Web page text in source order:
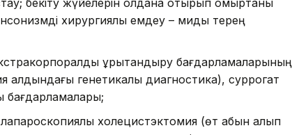
хирургиялық емдеу – миды терең
ұрықтандыру бағдарламаларының
алдындағы генетикалық диагностика), суррогат
бағдарламалары;
холецистэктомия (өт қабын алып